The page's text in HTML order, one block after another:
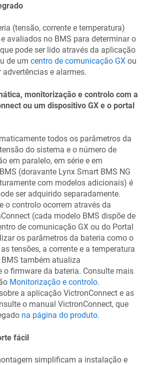
(tensão, corrente e temperatura)
avaliados no BMS para determinar o
pode ser lido através da aplicação
de um centro de comunicação GX ou
advertências e alarmes.
monitorização e controlo com a
ou um dispositivo GX e o portal
todos os parâmetros da
do sistema e o número de
em paralelo, em série e em
(doravante Lynx Smart BMS NG
com modelos adicionais) é
ser adquirido separadamente.
o controlo ocorrem através da
(cada modelo BMS dispõe de
de comunicação GX ou do Portal
os parâmetros da bateria como o
tensões, a corrente e a temperatura
também atualiza
o firmware da bateria. Consulte mais
Monitorização e controlo.
a aplicação VictronConnect e as
o manual VictronConnect, que
na página do produto.
fácil
simplificam a instalação e